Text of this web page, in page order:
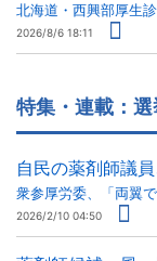
北海道・西興部厚生
2026/8/6 18:11
特集・連載：
自民の薬剤師議
衆参厚労委、「両翼
2026/2/10 04:50